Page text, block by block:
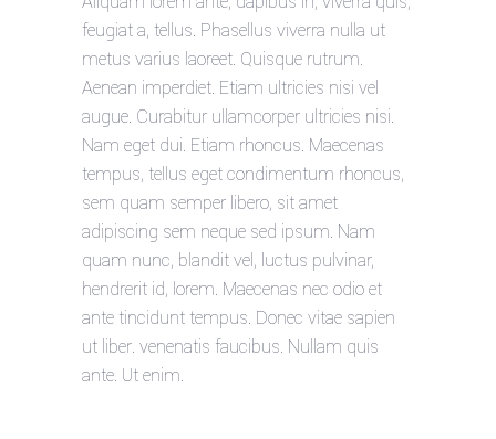
feugiat a, tellus. Phasellus viverra nulla ut
metus varius laoreet. Quisque rutrum.
Aenean imperdiet. Etiam ultricies nisi vel
augue. Curabitur ullamcorper ultricies nisi.
Nam eget dui. Etiam rhoncus. Maecenas
tempus, tellus eget condimentum rhoncus,
sem quam semper libero, sit amet
adipiscing sem neque sed ipsum. Nam
quam nunc, blandit vel, luctus pulvinar,
hendrerit id, lorem. Maecenas nec odio et
ante tincidunt tempus. Donec vitae sapien
ut liber. venenatis faucibus. Nullam quis
ante. Ut enim.